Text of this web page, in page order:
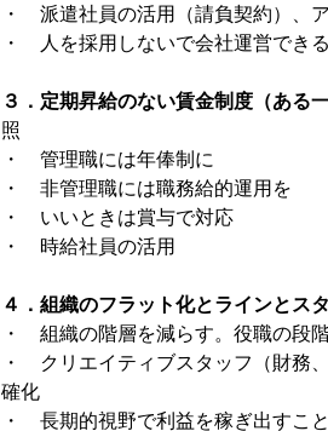
・ 派遣社員の活用（請負契約）、
・ 人を採用しないで会社運営でき
３．定期昇給のない賃金制度（あ
照
・ 管理職には年俸制に
・ 非管理職には職務給的運用を
・ いいときは賞与で対応
・ 時給社員の活用
４．組織のフラット化とラインとス
・ 組織の階層を減らす。役職の段
・ クリエイティブスタッフ（財務
確化
・ 長期的視野で利益を稼ぎ出すこ